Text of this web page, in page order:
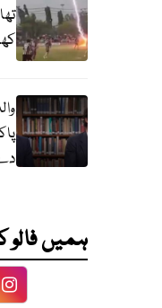
ہمیں فالو
Facebook